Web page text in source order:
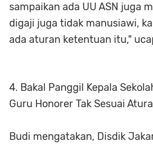
sampaikan ada UU ASN juga
digaji juga tidak manusiawi,
ada aturan ketentuan itu,"
4. Bakal Panggil Kepala
Guru Honorer Tak Sesuai
Budi mengatakan, Disdik